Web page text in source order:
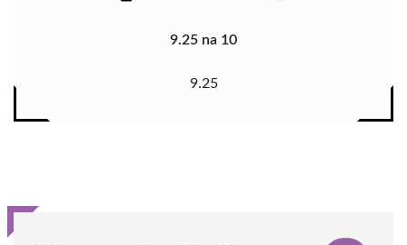
9.25 na 10
9.25